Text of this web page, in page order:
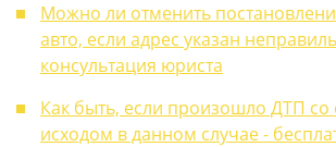
Можно ли отменить
авто, если адрес указан
консультация юриста
Как быть, если произошло ДТП
исходом в данном случае -